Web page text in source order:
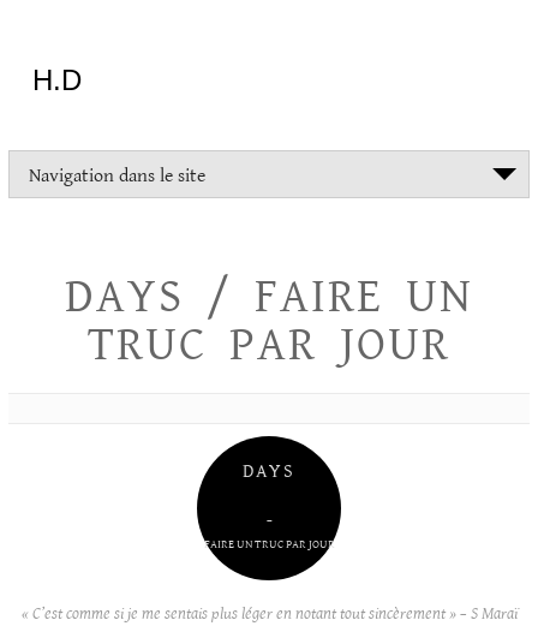
H.D
Navigation dans le site
DAYS / FAIRE UN
TRUC PAR JOUR
DAYS
–
FAIRE UN TRUC PAR JOUR
« C’est comme si je me sentais plus léger en notant tout sincèrement » – S Maraï